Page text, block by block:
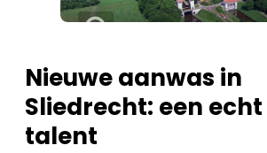
Nieuwe aanwas in
Sliedrecht: een
talent